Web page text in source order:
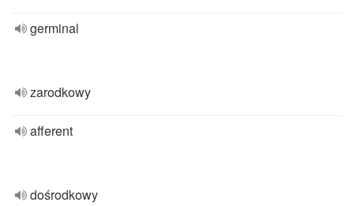
germinal
zarodkowy
afferent
dośrodkowy